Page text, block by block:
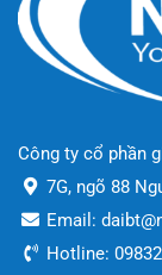
Công ty cổ phần
7G, ngõ 88
Email:
Hotline: